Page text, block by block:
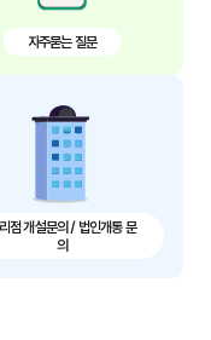
자주묻는 질문
점 개설문의 / 법인개통 문
의